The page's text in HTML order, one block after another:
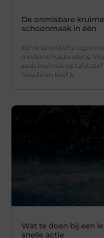
De onmisbare
schoonmaak in één
Een kruimeldief is
moderne huishoudens.
zoals kruimels op tafel,
huisdieren hoef je
Wat te doen bij een
snelle actie